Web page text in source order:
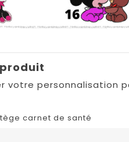
votre personnalisation
carnet de santé